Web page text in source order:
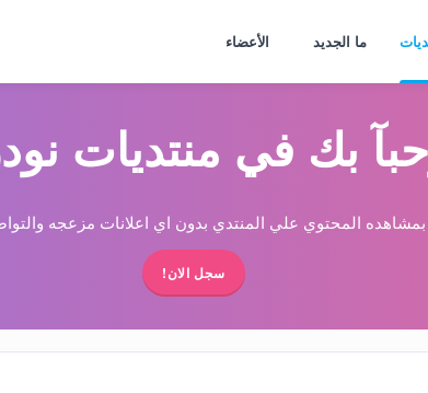
ما الجديد الأعضاء
بك في منتديات
المحتوي علي المنتدي بدون اي اعلانات مزعجه
سجل الان!